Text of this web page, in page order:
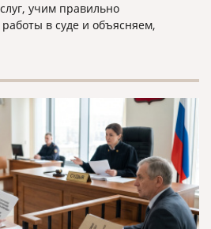
учим правильно
в суде и объясняем,
неосновательного